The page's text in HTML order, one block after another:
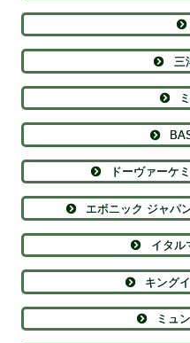
三
ドーヴァーケ
エボニック ジャパ
イタル
キング
ミュ